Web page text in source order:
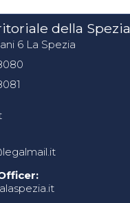
della Spezia
6 La Spezia